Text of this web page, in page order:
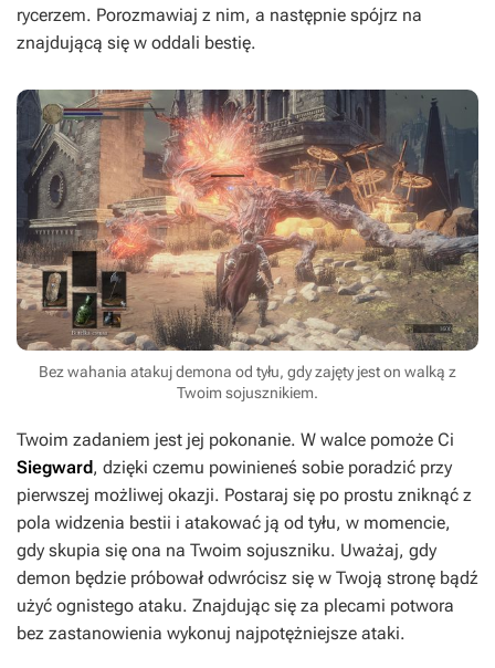
rycerzem. Porozmawiaj z nim, a następnie spójrz na
znajdującą się w oddali bestię.
Bez wahania atakuj demona od tyłu, gdy zajęty jest on walką z
Twoim sojusznikiem.
Twoim zadaniem jest jej pokonanie. W walce pomoże Ci
Siegward, dzięki czemu powinieneś sobie poradzić przy
pierwszej możliwej okazji. Postaraj się po prostu zniknąć z
pola widzenia bestii i atakować ją od tyłu, w momencie,
gdy skupia się ona na Twoim sojuszniku. Uważaj, gdy
demon będzie próbował odwrócisz się w Twoją stronę bądź
użyć ognistego ataku. Znajdując się za plecami potwora
bez zastanowienia wykonuj najpotężniejsze ataki.